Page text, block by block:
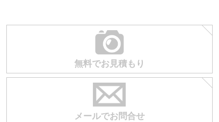
無料でお見積もり
メールでお問合せ